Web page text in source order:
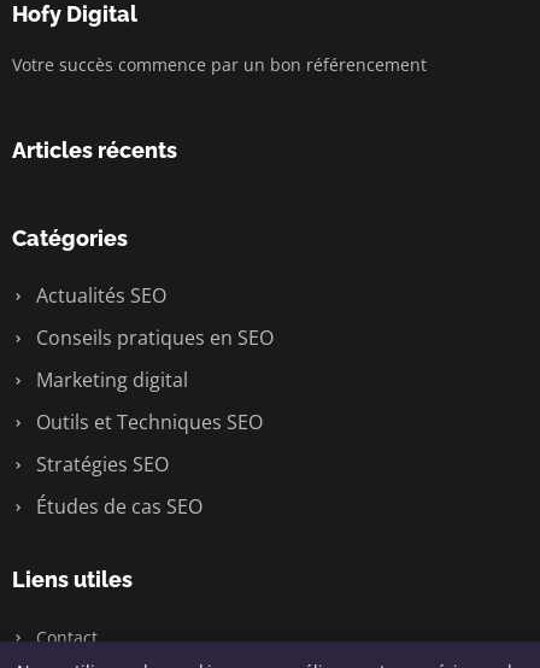
Hofy Digital
Votre succès commence par un bon référencement
Articles récents
Catégories
Actualités SEO
Conseils pratiques en SEO
Marketing digital
Outils et Techniques SEO
Stratégies SEO
Études de cas SEO
Liens utiles
Contact